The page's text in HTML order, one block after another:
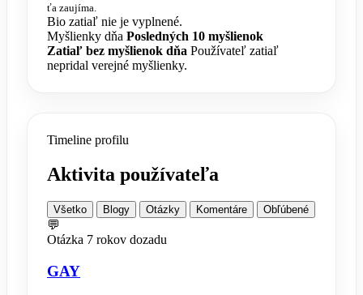
ťa zaujíma.
Bio zatiaľ nie je vyplnené.
Myšlienky dňa Posledných 10 myšlienok
Zatiaľ bez myšlienok dňa Používateľ zatiaľ
nepridal verejné myšlienky.
Timeline profilu
Aktivita používateľa
Všetko Blogy Otázky Komentáre Obľúbené
💬
Otázka 7 rokov dozadu
GAY